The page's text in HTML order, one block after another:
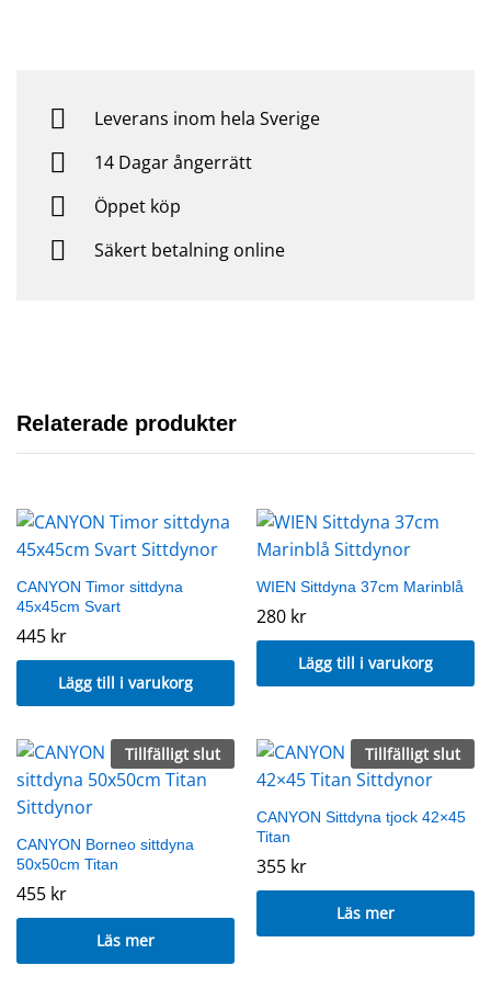
Leverans inom hela Sverige
14 Dagar ångerrätt
Öppet köp
Säkert betalning online
Relaterade produkter
CANYON Timor sittdyna
45x45cm Svart
445 kr
Lägg till i varukorg
WIEN Sittdyna 37cm Marinblå
280 kr
Lägg till i varukorg
Tillfälligt slut
CANYON Borneo sittdyna
50x50cm Titan
455 kr
Läs mer
Tillfälligt slut
CANYON Sittdyna tjock 42×45
Titan
355 kr
Läs mer